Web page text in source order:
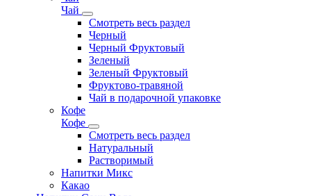
Чай
Смотреть весь раздел
Черный
Черный Фруктовый
Зеленый
Зеленый Фруктовый
Фруктово-травяной
Чай в подарочной упаковке
Кофе
Кофе
Смотреть весь раздел
Натуральный
Растворимый
Напитки Микс
Какао